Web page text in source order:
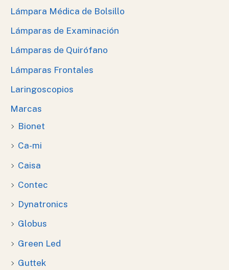
Lámpara Médica de Bolsillo
Lámparas de Examinación
Lámparas de Quirófano
Lámparas Frontales
Laringoscopios
Marcas
Bionet
Ca-mi
Caisa
Contec
Dynatronics
Globus
Green Led
Guttek